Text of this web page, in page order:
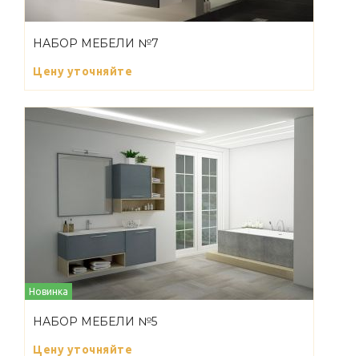
НАБОР МЕБЕЛИ №7
Цену уточняйте
Новинка
НАБОР МЕБЕЛИ №5
Цену уточняйте